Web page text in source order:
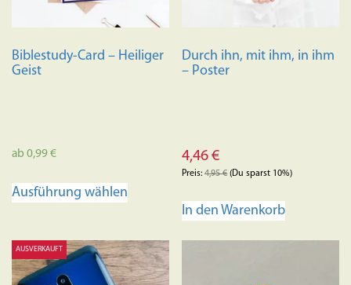
Biblestudy-Card – Heiliger
Geist
ab 0,99€
Ausführung wählen
mehrere
Varianten
auf.
Durch ihn, mit ihm, in ihm
– Poster
4,46€
Preis:4,95€(Du sparst 10%)
In den Warenkorb
AUSVERKAUFT